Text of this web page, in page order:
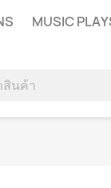
MUSIC